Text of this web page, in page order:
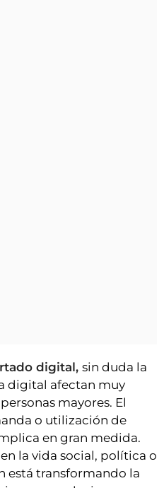
digital, sin duda la
digital afectan muy
mayores. El
o utilización de
en gran medida.
la vida social, política o
está transformando la